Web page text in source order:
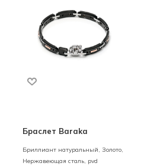
Браслет Baraka
Бриллиант натуральный, Золото,
Нержавеющая сталь, pvd